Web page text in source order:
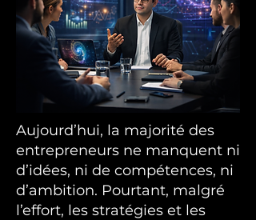
Aujourd’hui, la majorité des
entrepreneurs ne manquent ni
d’idées, ni de compétences, ni
d’ambition. Pourtant, malgré
l’effort, les stratégies et les